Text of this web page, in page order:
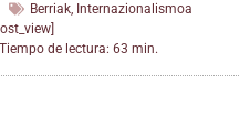
Berriak, Internazionalismoa
de lectura: 63 min.